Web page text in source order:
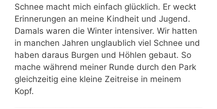
Schnee macht mich einfach glücklich. Er weckt
Erinnerungen an meine Kindheit und Jugend.
Damals waren die Winter intensiver. Wir hatten
in manchen Jahren unglaublich viel Schnee und
haben daraus Burgen und Höhlen gebaut. So
mache während meiner Runde durch den Park
gleichzeitig eine kleine Zeitreise in meinem
Kopf.